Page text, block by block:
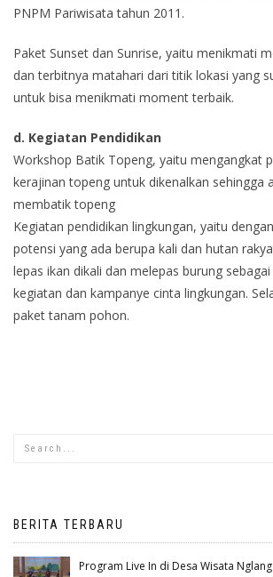
PNPM Pariwisata tahun 2011.
Paket Sunset dan Sunrise, yaitu menikmati
dan terbitnya matahari dari titik lokasi yang
untuk bisa menikmati moment terbaik.
d. Kegiatan Pendidikan
Workshop Batik Topeng, yaitu mengangkat
kerajinan topeng untuk dikenalkan sehingga
membatik topeng
Kegiatan pendidikan lingkungan, yaitu
potensi yang ada berupa kali dan hutan
lepas ikan dikali dan melepas burung
kegiatan dan kampanye cinta lingkungan.
paket tanam pohon.
BERITA TERBARU
Program Live In di Desa Wisata